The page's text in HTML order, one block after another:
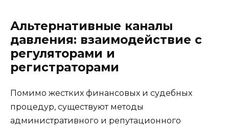
Альтернативные каналы
давления: взаимодействие с
регуляторами и
регистраторами
Помимо жестких финансовых и судебных
процедур, существуют методы
административного и репутационного